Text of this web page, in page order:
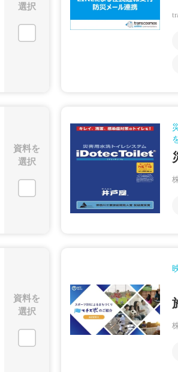
選択
資料を
選択
資料を
選択